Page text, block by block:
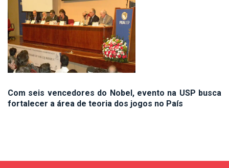
Com seis vencedores do Nobel, evento na USP busca
fortalecer a área de teoria dos jogos no País